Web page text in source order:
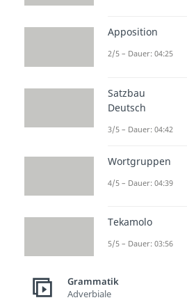
„Wir
eine
Futur 2:
„Wir
eine
Übung 2:
„Nächste
Projekt
Apposition
2/5 – Dauer: 04:25
Satzbau
Deutsch
3/5 – Dauer: 04:42
Wortgruppen
4/5 – Dauer: 04:39
Tekamolo
5/5 – Dauer: 03:56
Grammatik
Adverbiale